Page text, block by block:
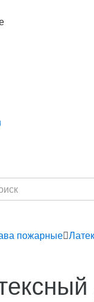
пожарные